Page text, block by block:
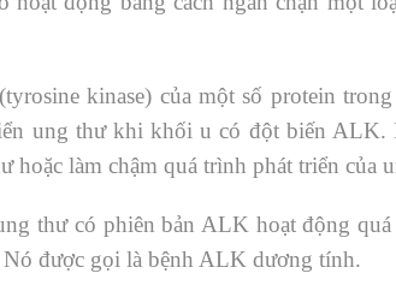
kinase) của một số protein
ung thư khi khối u có đột biến ALK.
hoặc làm chậm quá trình phát triển của
thư có phiên bản ALK hoạt động
được gọi là bệnh ALK dương tính.